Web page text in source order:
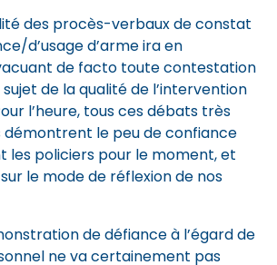
des procès-verbaux de constat
d’usage d’arme ira en
de facto toute contestation
de la qualité de l’intervention
l’heure, tous ces débats très
démontrent le peu de confiance
les policiers pour le moment, et
le mode de réflexion de nos
de défiance à l’égard de
ne va certainement pas